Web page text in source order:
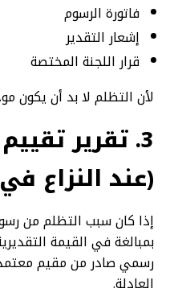
فاتورة الرسوم
إشعار التقدير
قرار اللجنة المختصة
لأن التظلم لا بد أن يكون
3
.تقرير
(عند النزاع
إذا كان سبب التظلم من
بمبالغة في القيمة
رسمي صادر من مقيم
العادلة.